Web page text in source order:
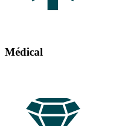
Médical